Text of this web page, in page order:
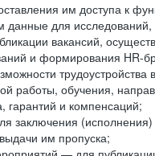
им доступа к
для
вакансий,
и формирования HR-
работы, обучения,
гарантий и компенсаций;
заключения
им пропуска;